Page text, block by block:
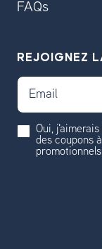
FAQs
REJOIGNEZ
Email
Oui,
des coupons